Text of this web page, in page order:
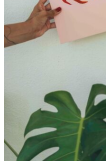
Planty Mauritius
Saskia
Sesame Moris
Sunniva
The Sock Trader